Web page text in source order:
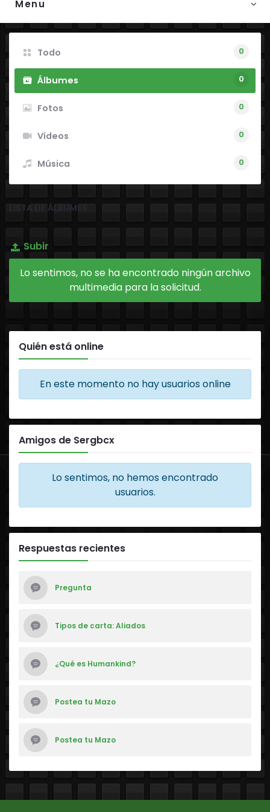
Menu
Todo 0
Álbumes 0
Fotos 0
Vídeos 0
Música 0
LISTA DE ÁLBUMES
Subir
Lo sentimos, no se ha encontrado ningún archivo
multimedia para la solicitud.
Quién está online
En este momento no hay usuarios online
Amigos de Sergbcx
Lo sentimos, no hemos encontrado
usuarios.
Respuestas recientes
Pregunta
Tipos de carta: Aliados
¿Qué es Humankind?
Postea tu Mazo
Postea tu Mazo